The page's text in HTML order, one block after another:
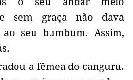
e sem graça não dava
seu bumbum. Assim,
a fêmea do canguru.